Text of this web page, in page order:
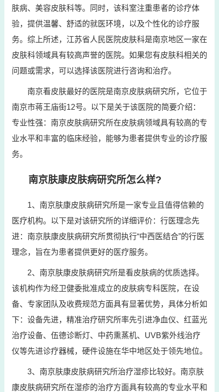
肤病、美容皮肤科等。同时，该科室注重患者的诊疗体
验，提供温馨、舒适的就医环境，以及个性化的诊疗服
务。综上所述，江苏省人民医院皮肤科是南京地区一家在
皮肤科领域具有较高声誉的医院。如果您有皮肤科相关的
问题或需求，可以选择该医院进行咨询和治疗。
南京看皮肤最好的医院是南京皮肤病研究所，它位于
南京市蒋王庙街12号。以下是关于该医院的简要介绍：
专业性强：南京皮肤病研究所在皮肤病领域具有较高的专
业水平和丰富的临床经验，能够为患者提供专业的诊疗服
务。
南京肤康皮肤病研究所怎么样?
1、南京肤康皮肤病研究所是一家专业且值得信赖的
医疗机构。以下是对该研究所的详细评价：行医理念先
进：南京肤康皮肤病研究所贯彻执行“中西医结合”的行医
理念，旨在为患者提供更好的医疗服务。
2、南京肤康皮肤病研究所是看皮肤病的优质选择。
该机构作为经卫健委批准成立的皮肤病专科医院，在设
备、专家团队及收费规范方面具有显著优势，具体分析如
下：设备先进，精准治疗研究所率先引进净血仪、红蓝光
治疗设备、伍德诊断灯、中药熏蒸机、UVB紫外线治疗
仪等先进诊疗器械，硬件设施在华中地区处于领先地位。
3、南京肤康皮肤病研究所治疗湿疹比较好。南京肤
康皮肤病研究所在湿疹的治疗方面具有较高的专业水平和